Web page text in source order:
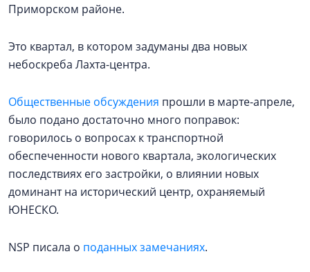
Приморском районе.
Это квартал, в котором задуманы два новых
небоскреба Лахта-центра.
Общественные обсуждения прошли в марте-апреле,
было подано достаточно много поправок:
говорилось о вопросах к транспортной
обеспеченности нового квартала, экологических
последствиях его застройки, о влиянии новых
доминант на исторический центр, охраняемый
ЮНЕСКО.
NSP писала о поданных замечаниях.